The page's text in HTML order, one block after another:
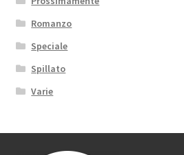
Romanzo
Speciale
Spillato
Varie